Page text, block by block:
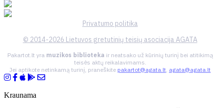
Privatumo politika
© 2014-2026 Lietuvos gretutinių teisių asociacija AGATA
Pakartot.lt yra muzikos biblioteka ir neatsako už kūrinių turinį bei atitikimą
teisės aktų reikalavimams.
Jei aptikote netinkamą turinį, praneškite pakartot@agata.lt, agata@agata.lt
Kraunama